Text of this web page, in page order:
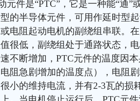
件是“PTC”，它是一种能“通”
的半导体元件，可用作延时型
电阻起动电机的副绕组串联。
很低，副绕组处于通路状态，
不断增加，PTC元件的温度因
阻急剧增加的温度点），电阻
小的维持电流，并有2-3瓦的损